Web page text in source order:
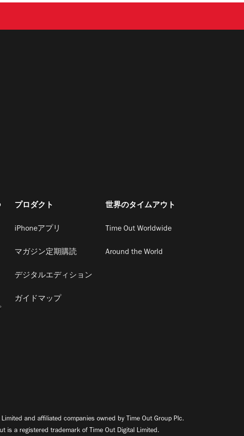
プロダクト
iPhoneアプリ
マガジン定期購読
デジタルエディション
ガイドマップ
世界のタイムアウト
Time Out Worldwide
Around the World
and affiliated companies owned by Time Out Group Plc.
is a registered trademark of Time Out Digital Limited.